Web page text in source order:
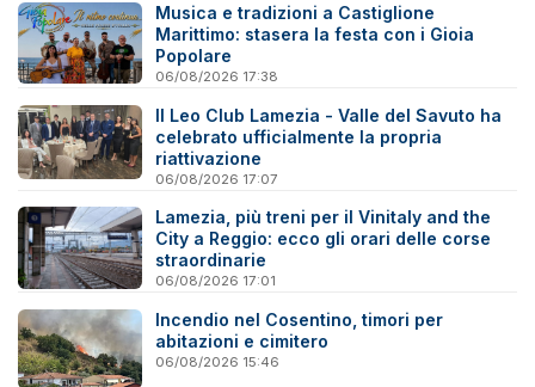
Musica e tradizioni a Castiglione
Marittimo: stasera la festa con i Gioia
Popolare
06/08/2026 17:38
Il Leo Club Lamezia - Valle del Savuto ha
celebrato ufficialmente la propria
riattivazione
06/08/2026 17:07
Lamezia, più treni per il Vinitaly and the
City a Reggio: ecco gli orari delle corse
straordinarie
06/08/2026 17:01
Incendio nel Cosentino, timori per
abitazioni e cimitero
06/08/2026 15:46